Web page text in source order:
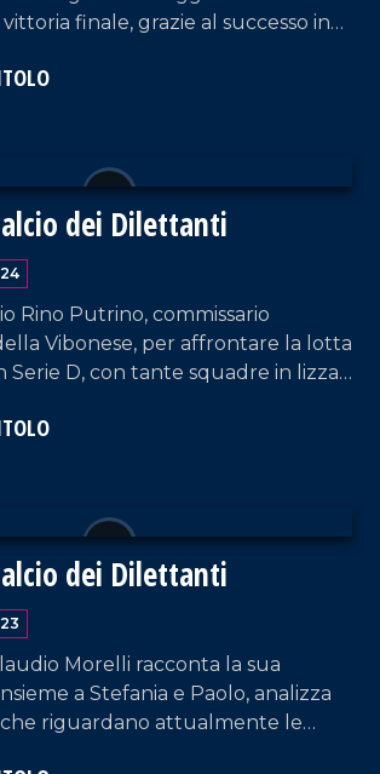
finale, grazie al successo in
Vibonese. Spazio anche ai successi
dei Dilettanti
Rino Putrino, commissario
Vibonese, per affrontare la lotta
Serie D, con tante squadre in lizza
al cammino di Sambiase e Vigor
dei Dilettanti
Morelli racconta la sua
a Stefania e Paolo, analizza
che riguardano attualmente le